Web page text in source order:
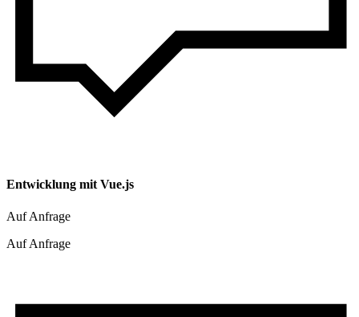
Entwicklung mit Vue.js
Auf Anfrage
Auf Anfrage